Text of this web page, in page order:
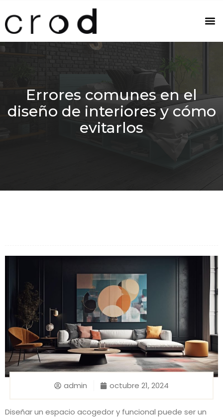
Errores comunes en el
diseño de interiores y cómo
evitarlos
admin octubre 21, 2024
Diseñar un espacio acogedor y funcional puede ser un